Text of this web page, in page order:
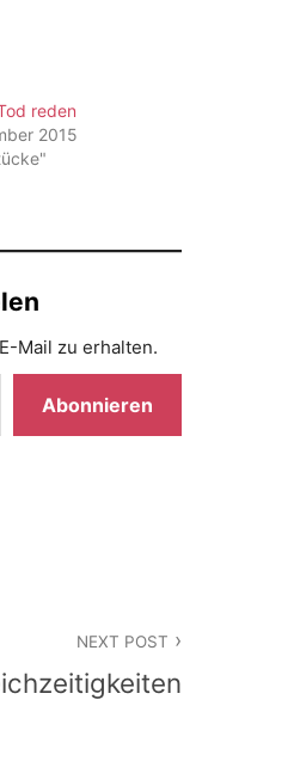
reden
2015
Mail zu erhalten.
Abonnieren
NEXT POST